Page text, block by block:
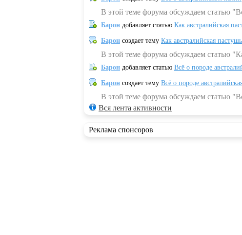
В этой теме форума обсуждаем статью
Барон добавляет статью Как австралийская
Барон создает тему Как австралийская
В этой теме форума обсуждаем статью
Барон добавляет статью Всё о породе
Барон создает тему Всё о породе
В этой теме форума обсуждаем статью
Вся лента активности
Реклама спонсоров